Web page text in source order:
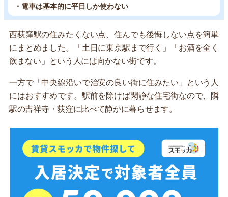
・電車は基本的に平日しか使わない
西荻窪駅の住みたくない点、住んでも後悔しない点を簡単
にまとめました。「土日に東京駅まで行く」「お酒を全く
飲まない」という人には向かない街です。
一方で「中央線沿いで治安の良い街に住みたい」という人
にはおすすめです。駅前を除けば閑静な住宅街なので、隣
駅の吉祥寺・荻窪に比べて静かに暮らせます。